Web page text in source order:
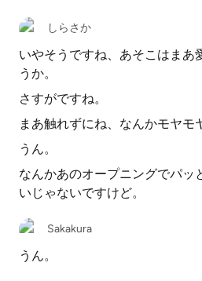
しらさか
いやそうですね、あそこはまあ
うか。
さすがですね。
まあ触れずにね、なんかモヤモ
うん。
なんかあのオープニングでパッ
いじゃないですけど。
Sakakura
うん。